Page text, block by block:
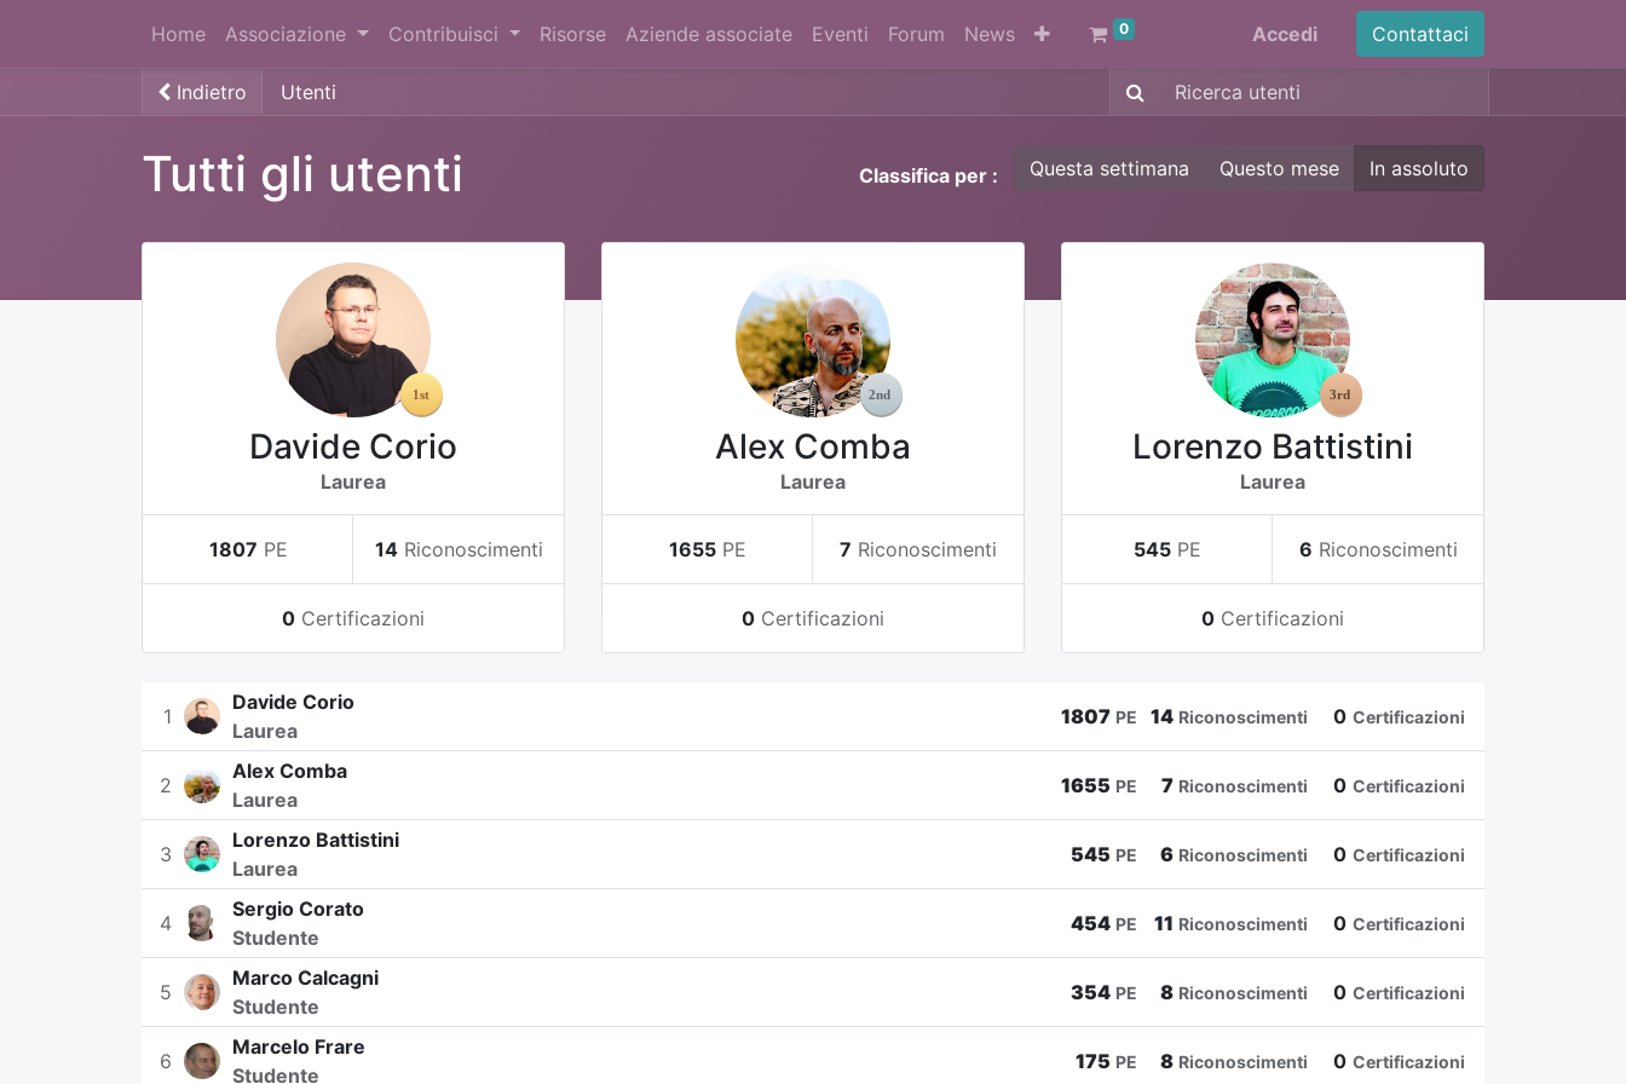
Home Associazione Contribuisci Risorse Aziende associate Eventi Forum News 0 Accedi Contattaci
Indietro Utenti
Tutti gli utenti Classifica per : Questa settimana Questo mese In assoluto
Davide Corio
Laurea
1807 PE 14 Riconoscimenti
0 Certificazioni
Alex Comba
Laurea
1655 PE 7 Riconoscimenti
0 Certificazioni
Lorenzo Battistini
Laurea
545 PE 6 Riconoscimenti
0 Certificazioni
1
Davide Corio
Laurea
1807 PE 14 Riconoscimenti 0 Certificazioni
2
Alex Comba
Laurea
1655 PE 7 Riconoscimenti 0 Certificazioni
3
Lorenzo Battistini
Laurea
545 PE 6 Riconoscimenti 0 Certificazioni
4
Sergio Corato
Studente
454 PE 11 Riconoscimenti 0 Certificazioni
5
Marco Calcagni
Studente
354 PE 8 Riconoscimenti 0 Certificazioni
6
Marcelo Frare
Studente
175 PE 8 Riconoscimenti 0 Certificazioni